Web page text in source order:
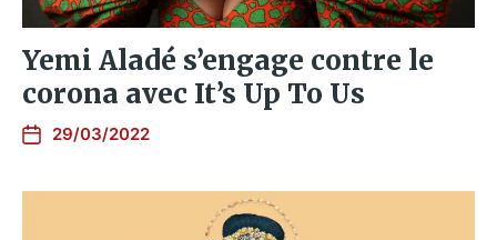
Yemi Aladé s’engage contre le
corona avec It’s Up To Us
29/03/2022